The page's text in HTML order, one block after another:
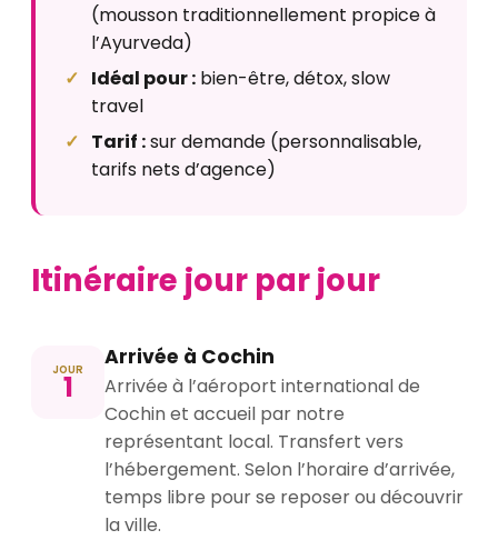
(mousson traditionnellement propice à
l’Ayurveda)
Idéal pour : bien-être, détox, slow
travel
Tarif :sur demande (personnalisable,
tarifs nets d’agence)
Itinéraire jour par jour
JOUR
1
Arrivée à Cochin
Arrivée à l’aéroport international de
Cochin et accueil par notre
représentant local. Transfert vers
l’hébergement. Selon l’horaire d’arrivée,
temps libre pour se reposer ou découvrir
la ville.